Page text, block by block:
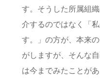
す。そうした所属組
介するのではなく「
す。」の方が、本来
がしますが、そんな
は今までみたことが